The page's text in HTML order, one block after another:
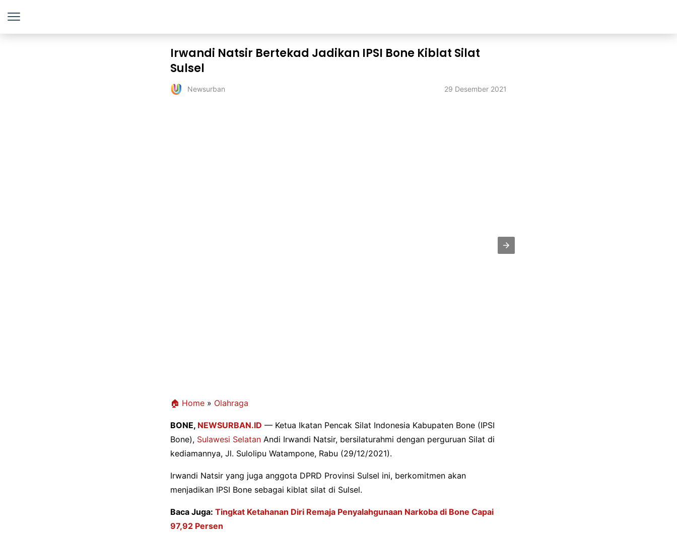
Irwandi Natsir Bertekad Jadikan IPSI Bone Kiblat Silat
Sulsel
Newsurban 29 Desember 2021
🏠 Home » Olahraga
BONE, NEWSURBAN.ID — Ketua Ikatan Pencak Silat Indonesia Kabupaten Bone (IPSI
Bone), Sulawesi Selatan Andi Irwandi Natsir, bersilaturahmi dengan perguruan Silat di
kediamannya, Jl. Sulolipu Watampone, Rabu (29/12/2021).
Irwandi Natsir yang juga anggota DPRD Provinsi Sulsel ini, berkomitmen akan
menjadikan IPSI Bone sebagai kiblat silat di Sulsel.
Baca Juga: Tingkat Ketahanan Diri Remaja Penyalahgunaan Narkoba di Bone Capai
97,92 Persen